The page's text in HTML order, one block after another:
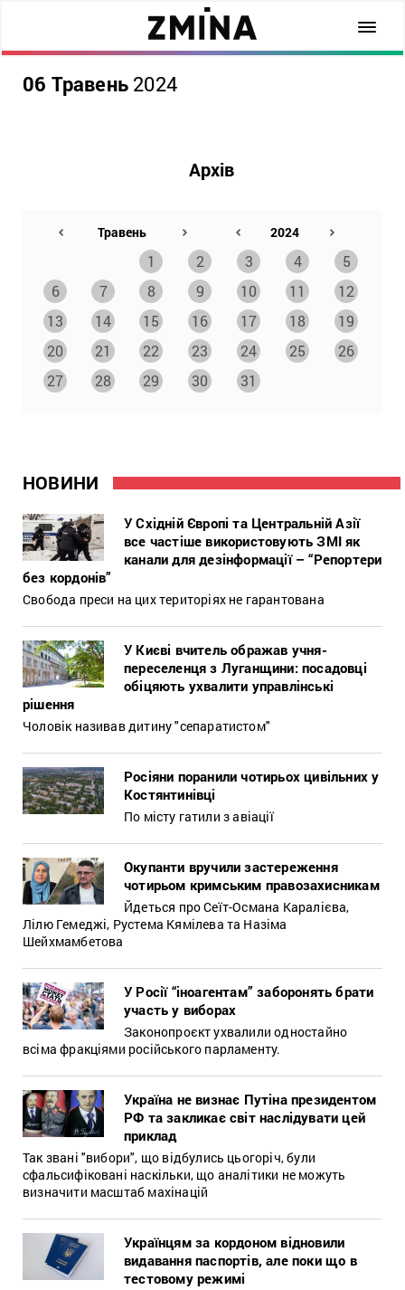
06 Травень 2024
НОВИНИ
У Східній Європі та Центральній Азії
все частіше використовують ЗМІ як
канали для дезінформації – “Репортери
без кордонів”
Свобода преси на цих територіях не гарантована
У Києві вчитель ображав учня-
переселенця з Луганщини: посадовці
обіцяють ухвалити управлінські
рішення
Чоловік називав дитину "сепаратистом"
Росіяни поранили чотирьох цивільних у
Костянтинівці
По місту гатили з авіації
Окупанти вручили застереження
чотирьом кримським правозахисникам
Йдеться про Сеїт-Османа Каралієва,
Лілю Гемеджі, Рустема Кямілева та Назіма
Шейхмамбетова
У Росії “іноагентам” заборонять брати
участь у виборах
Законопроєкт ухвалили одностайно
всіма фракціями російського парламенту.
Україна не визнає Путіна президентом
РФ та закликає світ наслідувати цей
приклад
Так звані "вибори", що відбулись цьогоріч, були
сфальсифіковані наскільки, що аналітики не можуть
визначити масштаб махінацій
Українцям за кордоном відновили
видавання паспортів, але поки що в
тестовому режимі
Архів
1 2 3 4
5
6
7 8 9 10 11
12
13
14 15 16 17 18
19
20
21 22 23 24 25
26
27
28 29 30 31